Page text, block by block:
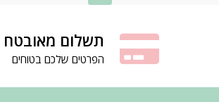
תשלום מאובטח
הפרטים שלכם בטוחים